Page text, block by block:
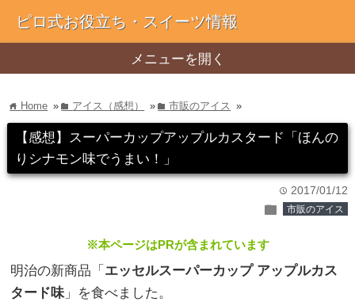
ピロ式お役立ち・スイーツ情報
メニューを開く
home Home » folder アイス（感想） » folder市販のアイス »
【感想】スーパーカップアップルカスタード「ほんの
りシナモン味でうまい！」
time 2017/01/12
folder 市販のアイス
※本ページはPRが含まれています
明治の新商品「 エッセルスーパーカップ アップルカス
タード味」を食べました。